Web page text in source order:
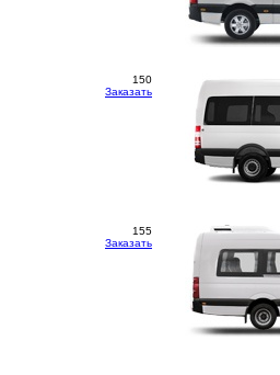
150
Заказать
155
Заказать